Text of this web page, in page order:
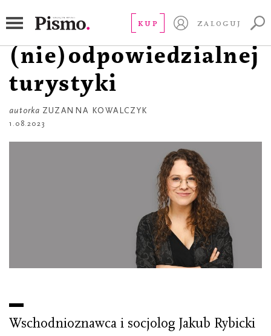
KUP ZALOGUJ
À propos
(nie)odpowiedzialnej
turystyki
autorka ZUZANNA KOWALCZYK
1.08.2023
Wschodnioznawca i socjolog Jakub Rybicki